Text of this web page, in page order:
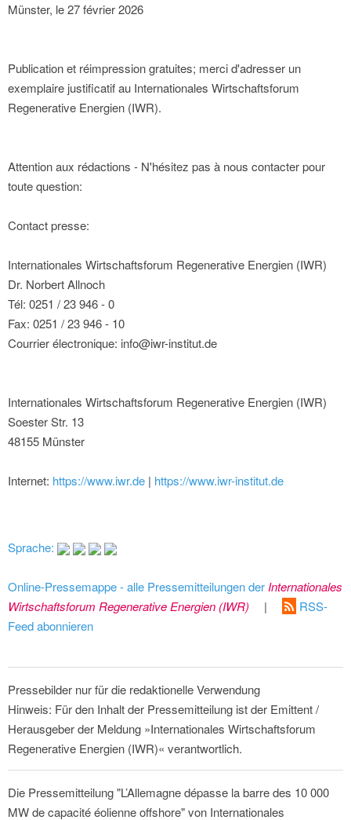
Münster, le 27 février 2026
Publication et réimpression gratuites; merci d'adresser un
exemplaire justificatif au Internationales Wirtschaftsforum
Regenerative Energien (IWR).
Attention aux rédactions - N'hésitez pas à nous contacter pour
toute question:
Contact presse:
Internationales Wirtschaftsforum Regenerative Energien (IWR)
Dr. Norbert Allnoch
Tél: 0251 / 23 946 - 0
Fax: 0251 / 23 946 - 10
Courrier électronique: info@iwr-institut.de
Internationales Wirtschaftsforum Regenerative Energien (IWR)
Soester Str. 13
48155 Münster
Internet: https://www.iwr.de | https://www.iwr-institut.de
Sprache:
Online-Pressemappe - alle Pressemitteilungen der Internationales
Wirtschaftsforum Regenerative Energien (IWR)
|
RSS-
Feed abonnieren
Pressebilder nur für die redaktionelle Verwendung
Hinweis: Für den Inhalt der Pressemitteilung ist der Emittent /
Herausgeber der Meldung »Internationales Wirtschaftsforum
Regenerative Energien (IWR)« verantwortlich.
Die Pressemitteilung "L’Allemagne dépasse la barre des 10 000
MW de capacité éolienne offshore" von Internationales